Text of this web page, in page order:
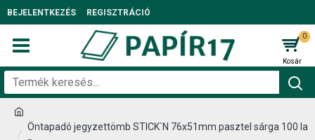
BEJELENTKEZÉS REGISZTRÁCIÓ
0
Öntapadó jegyzettömb STICK`N 76x51mm pasztel sárga 100 la